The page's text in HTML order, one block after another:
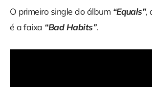
O primeiro single do álbum “Equals”,
é a faixa “Bad Habits”.